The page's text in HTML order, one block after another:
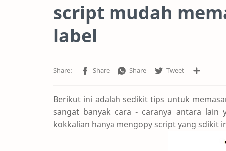
script mudah
label
Berikut ini adalah sedikit tips untuk
sangat banyak cara - caranya antara lain
kokkalian hanya mengopy script yang sdikit